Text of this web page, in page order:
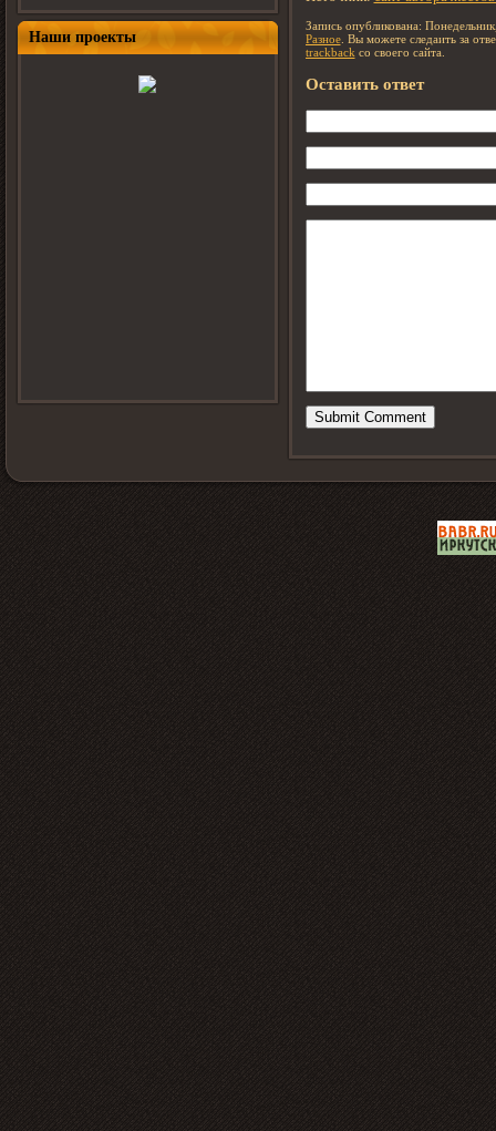
Наши проекты
Запись опубликована:
Разное. Вы можете следаить за
trackback со своего сайта.
Оставить ответ